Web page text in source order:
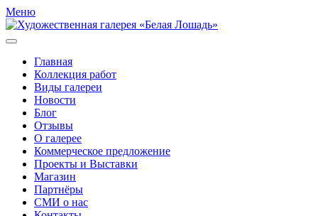
Меню
Главная
Коллекция работ
Виды галереи
Новости
Блог
Отзывы
О галерее
Коммерческое предложение
Проекты и Выставки
Магазин
Партнёры
СМИ о нас